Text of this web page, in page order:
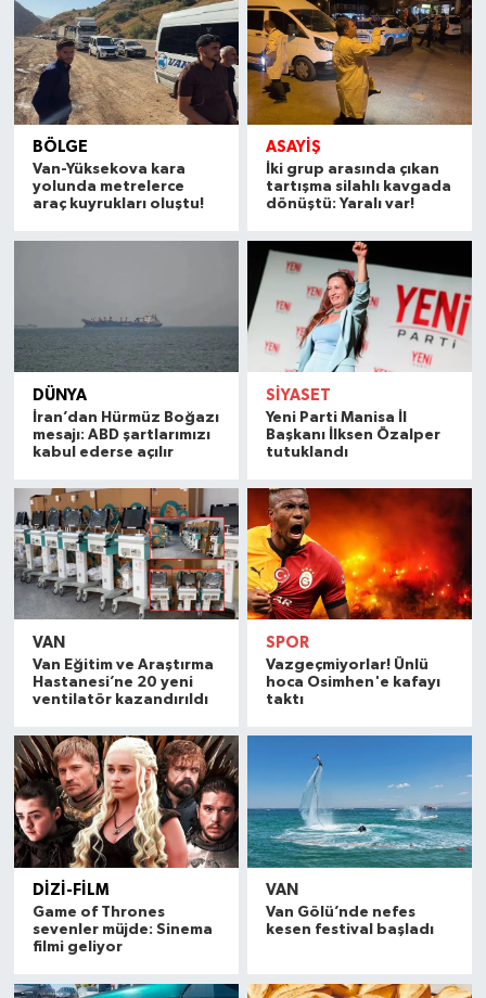
BÖLGE
Van-Yüksekova kara
yolunda metrelerce
araç kuyrukları oluştu!
ASAYİŞ
İki grup arasında çıkan
tartışma silahlı kavgada
dönüştü: Yaralı var!
DÜNYA
İran’dan Hürmüz Boğazı
mesajı: ABD şartlarımızı
kabul ederse açılır
SİYASET
Yeni Parti Manisa İl
Başkanı İlksen Özalper
tutuklandı
VAN
Van Eğitim ve Araştırma
Hastanesi’ne 20 yeni
ventilatör kazandırıldı
SPOR
Vazgeçmiyorlar! Ünlü
hoca Osimhen'e kafayı
taktı
DİZİ-FİLM
Game of Thrones
sevenler müjde: Sinema
filmi geliyor
VAN
Van Gölü’nde nefes
kesen festival başladı